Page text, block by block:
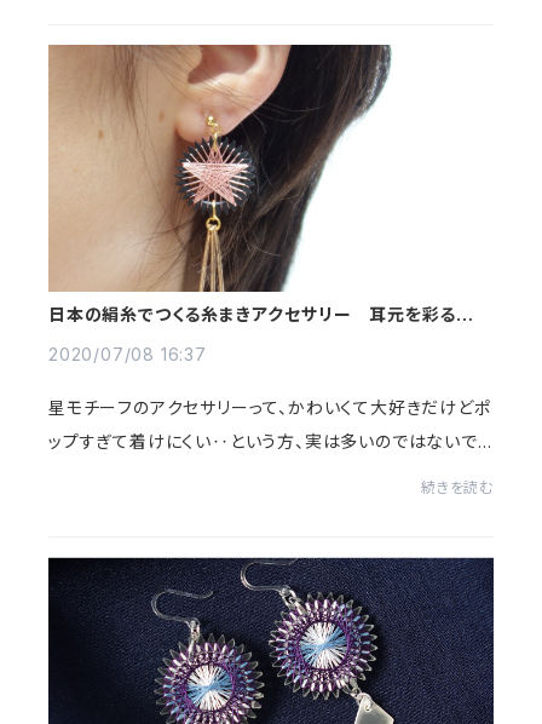
日本の絹糸でつくる糸まきアクセサリー 耳元を彩る大人
2020/07/08 16:37
星モチーフのアクセサリーって、かわいくて大好きだけどポ
ップすぎて着けにくい‥という方、実は多いのではないでし
続きを読む